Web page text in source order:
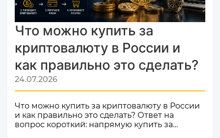
Что можно купить за
криптовалюту в России и
как правильно это сделать?
24.07.2026
Что можно купить за криптовалюту в России
и как правильно это сделать? Ответ на
вопрос короткий: напрямую купить за